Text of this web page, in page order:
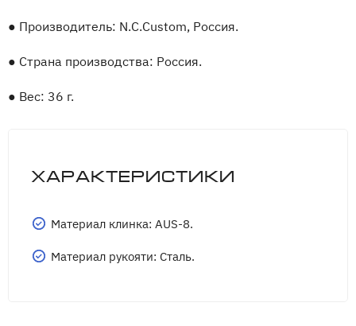
● Производитель: N.C.Custom, Россия.
● Страна производства: Россия.
● Вес: 36 г.
Характеристики
Материал клинка: AUS-8.
Материал рукояти: Сталь.